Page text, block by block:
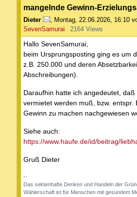
mangelnde Gewinn-
Dieter Montag, 22.06.2026, 16:10
SevenSamurai
2164 Views
Hallo SevenSamurai,
beim Ursprungsposting ging es um
z.B. 250.000 und deren
Abschreibungen).
Daraufhin hatte ich angedeutet,
vermietet werden muß, bzw. entspr.
Gewinn zu machen nachgewiesen
Siehe auch:
https://www.haufe.de/id/beitrag/
Gruß Dieter
--
Das sektenhafte Denken und Handeln der
Wählerschaft ist für Menschen mit gesundem